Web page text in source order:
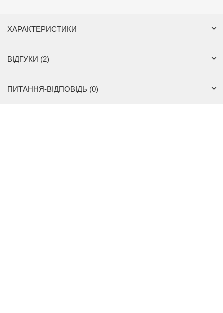
ХАРАКТЕРИСТИКИ
ВІДГУКИ (2)
ПИТАННЯ-ВІДПОВІДЬ (0)